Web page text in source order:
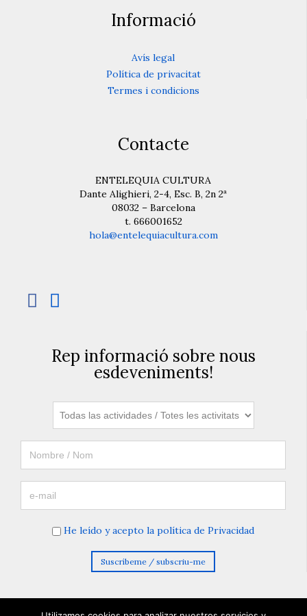
Informació
Avís legal
Política de privacitat
Termes i condicions
Contacte
ENTELEQUIA CULTURA
Dante Alighieri, 2-4, Esc. B, 2n 2ª
08032 – Barcelona
t. 666001652
hola@entelequiacultura.com
 
Rep informació sobre nous
esdeveniments!
He leído y acepto la política de Privacidad